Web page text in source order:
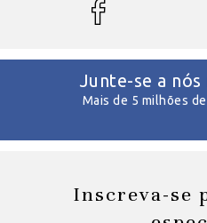
Junte-se a nós
Mais de 5 milhões
Inscreva-se